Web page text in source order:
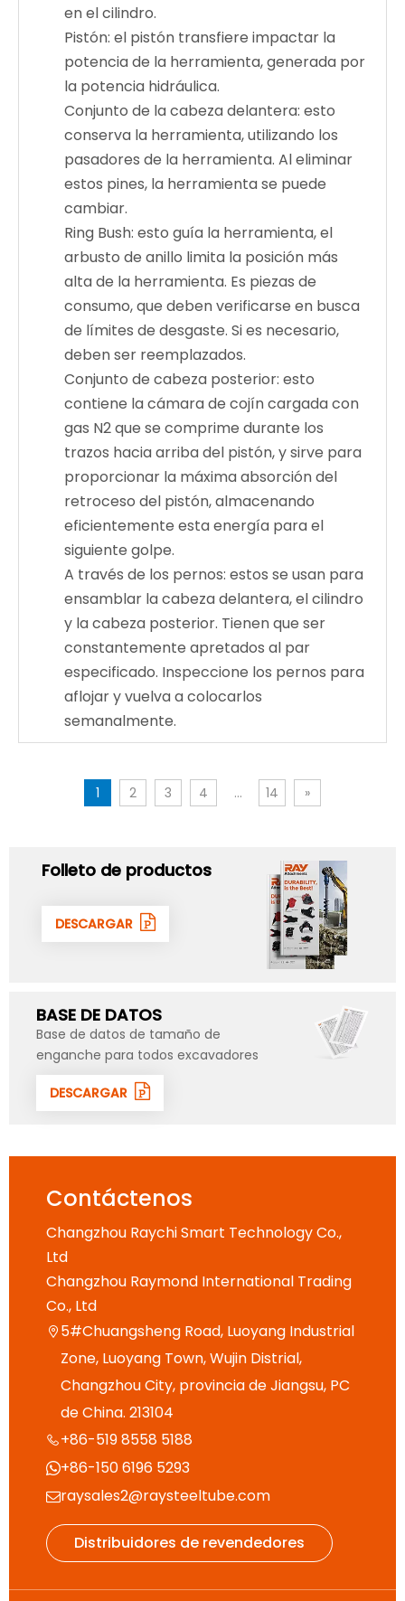
en el cilindro.
Pistón: el pistón transfiere impactar la
potencia de la herramienta, generada por
la potencia hidráulica.
Conjunto de la cabeza delantera: esto
conserva la herramienta, utilizando los
pasadores de la herramienta. Al eliminar
estos pines, la herramienta se puede
cambiar.
Ring Bush: esto guía la herramienta, el
arbusto de anillo limita la posición más
alta de la herramienta. Es piezas de
consumo, que deben verificarse en busca
de límites de desgaste. Si es necesario,
deben ser reemplazados.
Conjunto de cabeza posterior: esto
contiene la cámara de cojín cargada con
gas N2 que se comprime durante los
trazos hacia arriba del pistón, y sirve para
proporcionar la máxima absorción del
retroceso del pistón, almacenando
eficientemente esta energía para el
siguiente golpe.
A través de los pernos: estos se usan para
ensamblar la cabeza delantera, el cilindro
y la cabeza posterior. Tienen que ser
constantemente apretados al par
especificado. Inspeccione los pernos para
aflojar y vuelva a colocarlos
semanalmente.
1 2 3 4 ... 14 »
Folleto de productos
DESCARGAR
BASE DE DATOS
Base de datos de tamaño de
enganche para todos excavadores
DESCARGAR
Contáctenos
Changzhou Raychi Smart Technology Co.,
Ltd
Changzhou Raymond International Trading
Co., Ltd
 5#Chuangsheng Road, Luoyang Industrial
Zone, Luoyang Town, Wujin Distrial,
Changzhou City, provincia de Jiangsu, PC
de China. 213104
+86-519 8558 5188
+86-150 6196 5293
raysales2@raysteeltube.com
Distribuidores de revendedores